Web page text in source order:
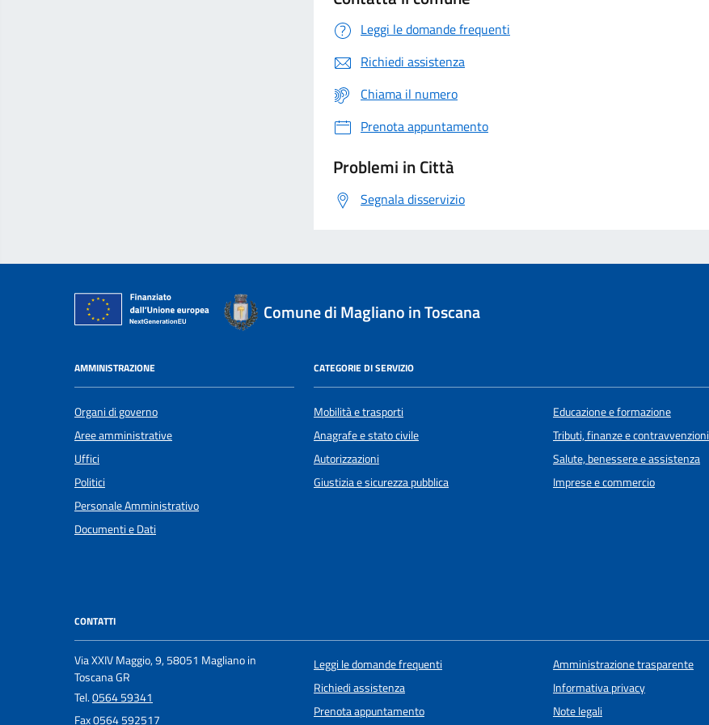
Leggi le domande frequenti
Richiedi assistenza
Chiama il numero
Prenota appuntamento
Problemi in Città
Segnala disservizio
Comune di Magliano in Toscana
AMMINISTRAZIONE
Organi di governo
Aree amministrative
Uffici
Politici
Personale Amministrativo
Documenti e Dati
CATEGORIE DI SERVIZIO
Mobilità e trasporti
Anagrafe e stato civile
Autorizzazioni
Giustizia e sicurezza pubblica
Educazione e formazione
Tributi, finanze e contravvenzioni
Salute, benessere e assistenza
Imprese e commercio
CONTATTI
Via XXIV Maggio, 9, 58051 Magliano in
Toscana GR
Tel.0564 59341
Fax0564 592517
Leggi le domande frequenti
Richiedi assistenza
Prenota appuntamento
Amministrazione trasparente
Informativa privacy
Note legali